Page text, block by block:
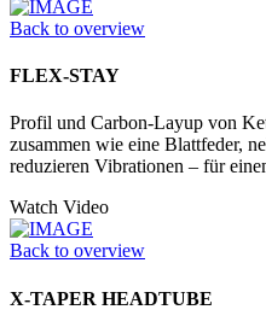
Back to overview
FLEX-STAY
Profil und Carbon-Layup von
zusammen wie eine Blattfeder,
reduzieren Vibrationen – für
Watch Video
Back to overview
X-TAPER HEADTUBE